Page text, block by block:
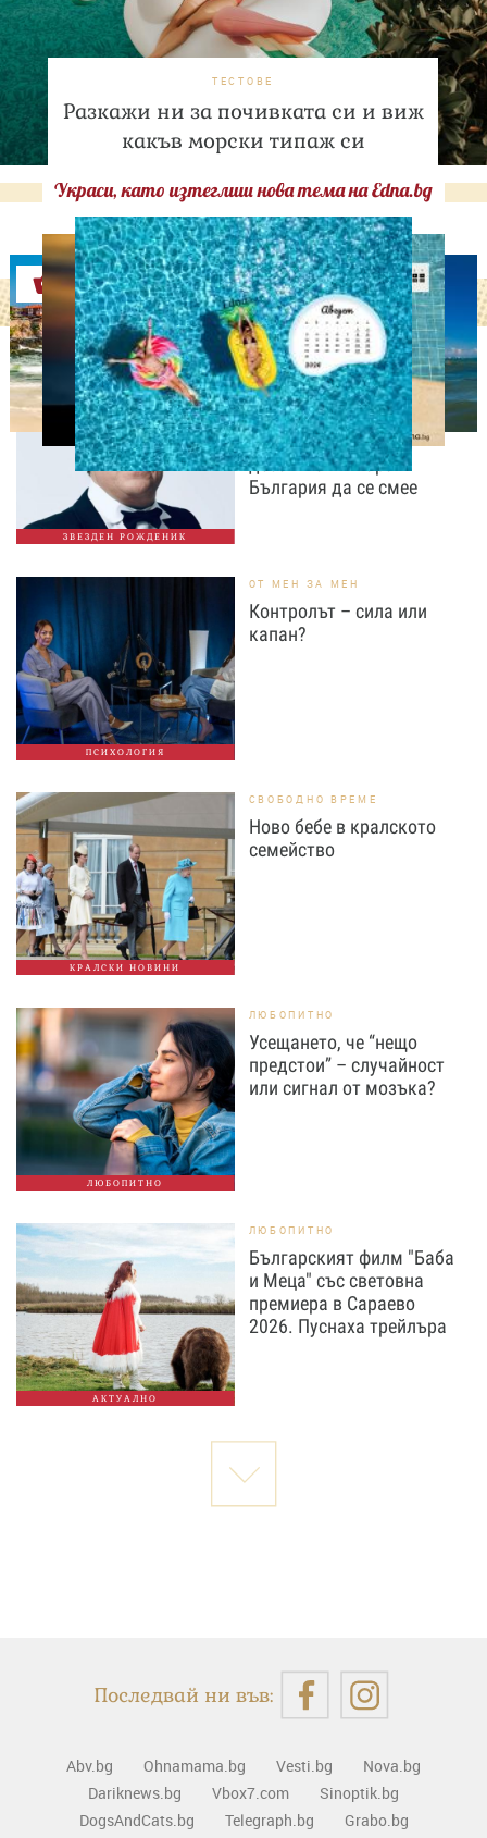
ТЕСТОВЕ
Разкажи ни за почивката си и виж
какъв морски типаж си
Украси, като изтеглиш нова тема на Edna.bg
Оферти
ЗВЕЗДЕН РОЖДЕНИК
ДНЕС ПРАЗНУВАТ
Какво не знаем за Георги
Мамалев - актьорът,
който повече от пет
десетилетия кара
България да се смее
ПСИХОЛОГИЯ
ОТ МЕН ЗА МЕН
Контролът – сила или
капан?
КРАЛСКИ НОВИНИ
СВОБОДНО ВРЕМЕ
Ново бебе в кралското
семейство
ЛЮБОПИТНО
ЛЮБОПИТНО
Усещането, че “нещо
предстои” – случайност
или сигнал от мозъка?
АКТУАЛНО
ЛЮБОПИТНО
Българският филм "Баба
и Меца" със световна
премиера в Сараево
2026. Пуснаха трейлъра
Последвай ни във:
Abv.bg Ohnamama.bg Vesti.bg
Nova.bg
Dariknews.bg
Vbox7.com
Sinoptik.bg
DogsAndCats.bg
Telegraph.bg
Grabo.bg